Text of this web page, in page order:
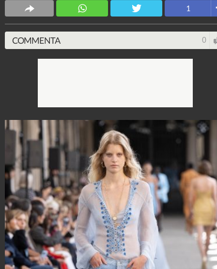
1.515.030.954 1.957 video 138.069 foto 1
COMMENTA 0